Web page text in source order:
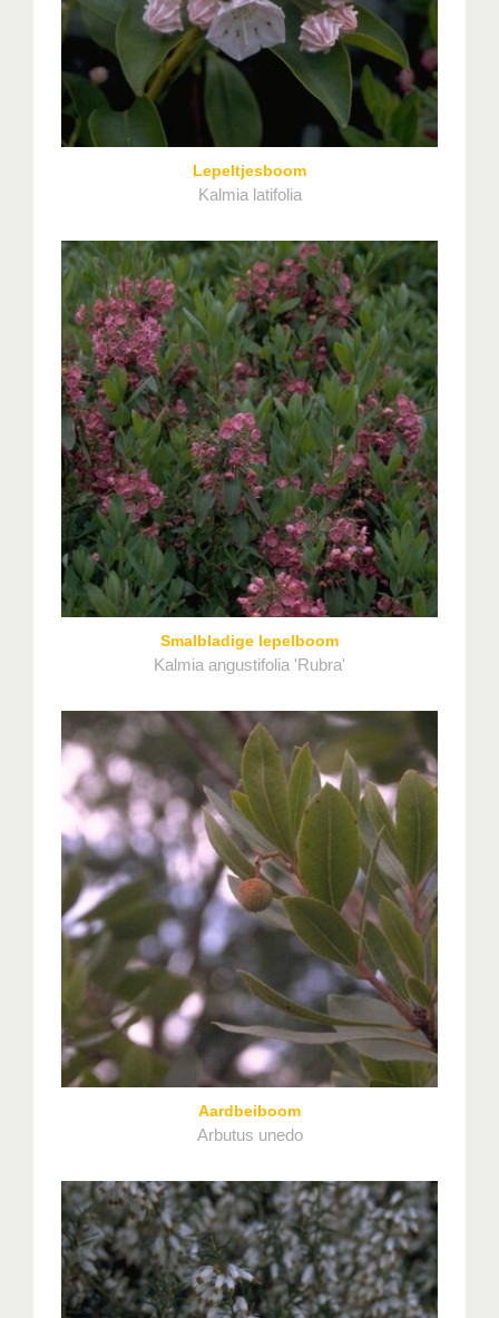
Lepeltjesboom
Kalmia latifolia
Smalbladige lepelboom
Kalmia angustifolia 'Rubra'
Aardbeiboom
Arbutus unedo